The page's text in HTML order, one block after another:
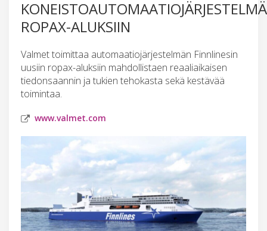
KONEISTOAUTOMAATIOJÄRJESTELMÄ
ROPAX-ALUKSIIN
Valmet toimittaa automaatiojärjestelmän Finnlinesin
uusiin ropax-aluksiin mahdollistaen reaaliaikaisen
tiedonsaannin ja tukien tehokasta sekä kestävää
toimintaa.
www.valmet.com